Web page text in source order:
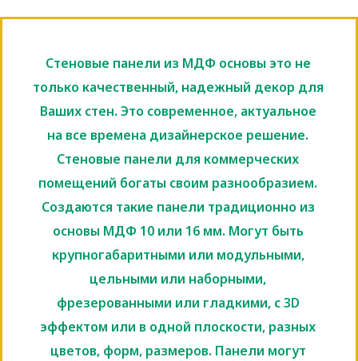
Стеновые панели из МДФ основы это не
только качественный, надежный декор для
Ваших стен. Это современное, актуальное
на все времена дизайнерское решение.
Стеновые панели для коммерческих
помещений богаты своим разнообразием.
Создаются такие панели традиционно из
основы МДФ 10 или 16 мм. Могут быть
крупногабаритными или модульными,
цельными или наборными,
фрезерованными или гладкими, с 3D
эффектом или в одной плоскости, разных
цветов, форм, размеров. Панели могут